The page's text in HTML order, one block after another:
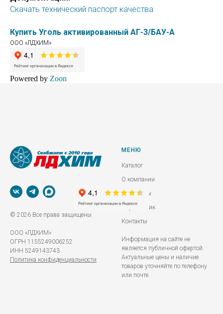
Скачать технический паспорт качества
Купить Уголь активированный АГ-3/БАУ-А
ООО «ЛДХИМ»
Powered by Zoon
© 2026 Все права защищены
ООО «ЛДХИМ»
ОГРН 1155249006252
ИНН 5249143743
Политика конфиденциальности
МЕНЮ
Каталог
О компании
Реквизиты
Справочник
Контакты
Информация на сайте не
является публичной офертой.
Актуальные цены и наличие
товаров уточняйте по телефону
или почте.